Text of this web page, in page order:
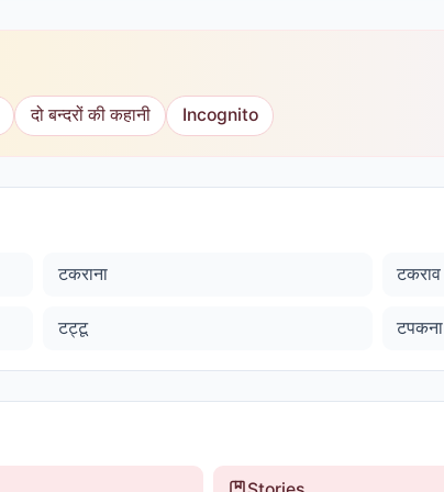
दो बन्दरों की कहानी Incognito
टकराना टकराव
टट्टू टपकना